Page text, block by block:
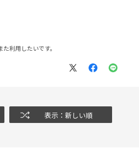
利用したいです。
表示：新しい順